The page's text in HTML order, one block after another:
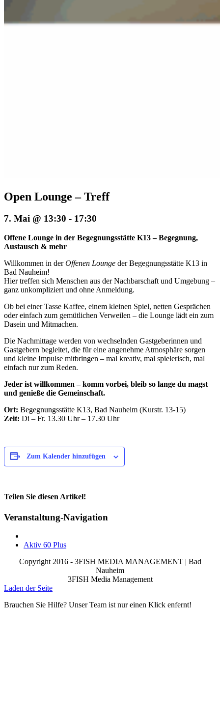
Open Lounge – Treff
7. Mai @ 13:30 - 17:30
Offene Lounge in der Begegnungsstätte K13 – Begegnung,
Austausch & mehr
Willkommen in derOffenen Lounge der Begegnungsstätte K13 in
Bad Nauheim!
Hier treffen sich Menschen aus der Nachbarschaft und Umgebung –
ganz unkompliziert und ohne Anmeldung.
Ob bei einer Tasse Kaffee, einem kleinen Spiel, netten Gesprächen
oder einfach zum gemütlichen Verweilen – die Lounge lädt ein zum
Dasein und Mitmachen.
Die Nachmittage werden von wechselnden Gastgeberinnen und
Gastgebern begleitet, die für eine angenehme Atmosphäre sorgen
und kleine Impulse mitbringen – mal kreativ, mal spielerisch, mal
einfach nur zum Reden.
Jeder ist willkommen – komm vorbei, bleib so lange du magst
und genieße die Gemeinschaft.
Ort: Begegnungsstätte K13, Bad Nauheim (Kurstr. 13-15)
Zeit: Di – Fr. 13.30 Uhr – 17.30 Uhr
Zum Kalender hinzufügen
Teilen Sie diesen Artikel!
Facebook
X
Reddit
LinkedIn
WhatsApp
Telegram
Tumblr
Pinterest
Vk
Xing
Email
Veranstaltung-Navigation
Aktiv 60 Plus
Copyright 2016 - 3FISH MEDIA MANAGEMENT | Bad
Nauheim
3FISH Media Management
Laden der Seite
Brauchen Sie Hilfe? Unser Team ist nur einen Klick enfernt!